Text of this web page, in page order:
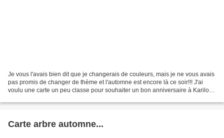
Je vous l'avais bien dit que je changerais de couleurs, mais je ne vous avais
pas promis de changer de thème et l'automne est encore là ce soir!!! J'ai
voulu une carte un peu classe pour souhaiter un bon anniversaire à Karilou
Carte arbre automne...